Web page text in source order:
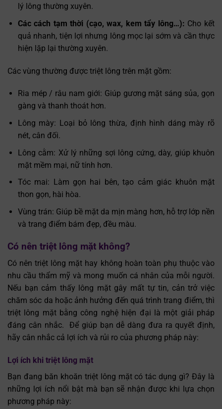
lý lông thường xuyên.
Các cách tạm thời (cạo, wax, kem tẩy lông…): Cho kết
quả nhanh, tiện lợi nhưng lông mọc lại sớm và cần thực
hiện lặp lại thường xuyên.
Các vùng thường được triệt lông trên mặt gồm:
Ria mép / râu nam giới: Giúp gương mặt sáng sủa, gọn
gàng và thanh thoát hơn.
Lông mày: Loại bỏ lông thừa, định hình dáng mày rõ
nét, cân đối.
Lông cằm: Xử lý những sợi lông cứng, dày, giúp khuôn
mặt mềm mại, nữ tính hơn.
Tóc mai: Làm gọn hai bên, tạo cảm giác khuôn mặt
thon gọn, hài hòa.
Vùng trán: Giúp bề mặt da mịn màng hơn, hỗ trợ lớp nền
và trang điểm bám đẹp, đều màu.
Có nên triệt lông mặt không?
Có nên triệt lông mặt hay không hoàn toàn phụ thuộc vào
nhu cầu thẩm mỹ và mong muốn cá nhân của mỗi người.
Nếu bạn cảm thấy lông mặt gây mất tự tin, cản trở việc
chăm sóc da hoặc ảnh hưởng đến quá trình trang điểm, thì
triệt lông mặt bằng công nghệ hiện đại là một giải pháp
đáng cân nhắc. Để giúp bạn dễ dàng đưa ra quyết định,
hãy cân nhắc cả lợi ích và rủi ro của phương pháp này:
Lợi ích khi triệt lông mặt
Bạn đang băn khoăn triệt lông mặt có tác dụng gì? Đây là
những lợi ích nổi bật mà bạn sẽ nhận được khi lựa chọn
phương pháp này: